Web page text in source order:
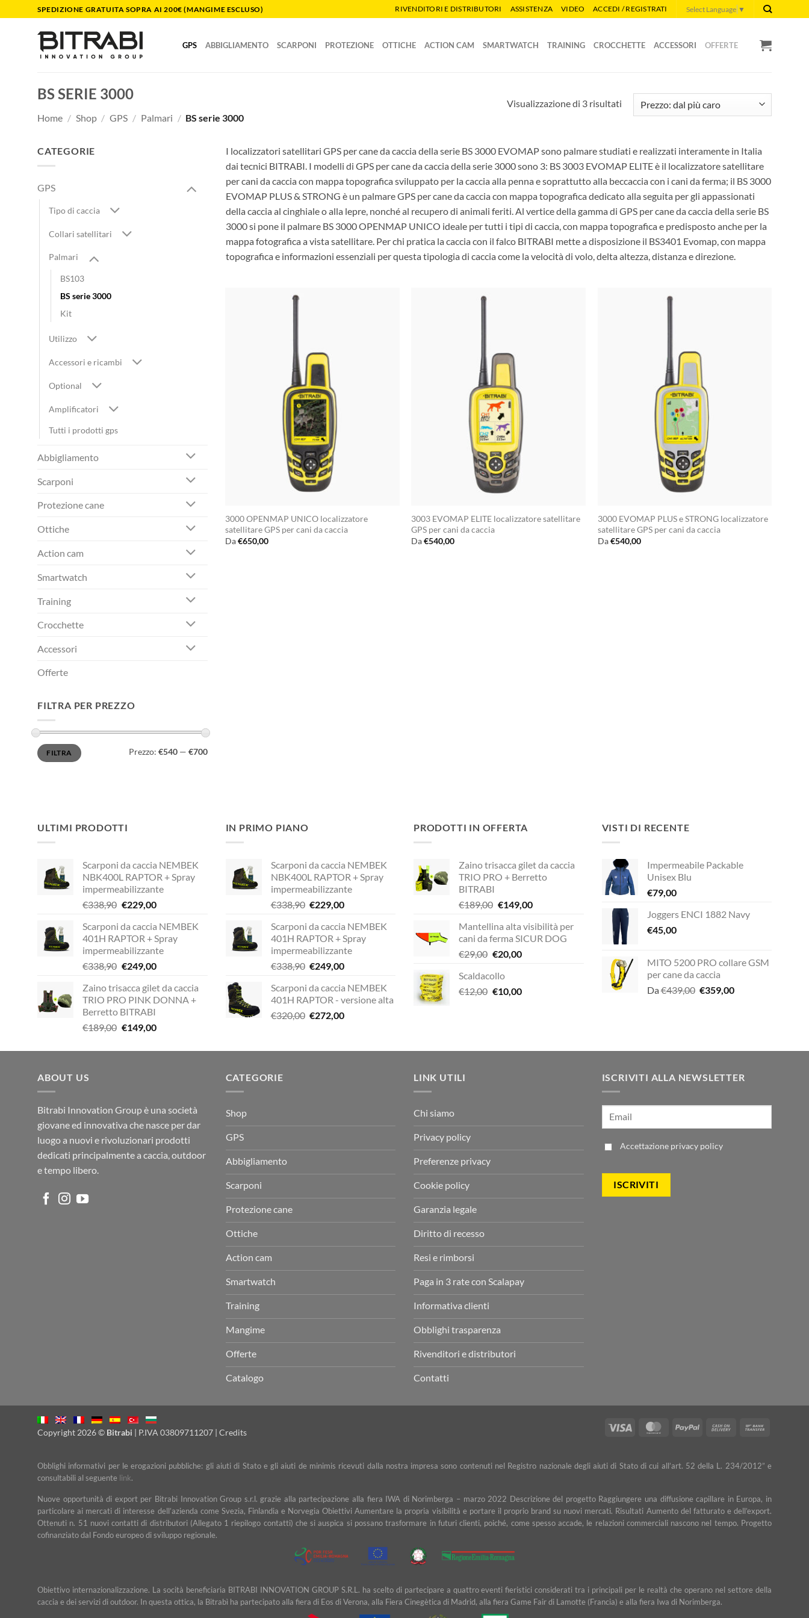
ai
contenuti
SPEDIZIONE GRATUITA SOPRA AI 200€ (MANGIME ESCLUSO) RIVENDITORI E DISTRIBUTORI ASSISTENZA VIDEO ACCEDI / REGISTRATI Select Language ▼
GPS ABBIGLIAMENTO SCARPONI PROTEZIONE OTTICHE ACTION CAM SMARTWATCH TRAINING CROCCHETTE ACCESSORI OFFERTE
BS SERIE 3000
Home / Shop / GPS / Palmari / BS serie 3000
Visualizzazione di 3 risultatiPrezzo:
dal
caro
CATEGORIE
GPS
Tipo di caccia
Collari satellitari
Palmari
BS103
BS serie 3000
Kit
Utilizzo
Accessori e ricambi
Optional
Amplificatori
Tutti i prodotti gps
Abbigliamento
Scarponi
Protezione cane
Ottiche
Action cam
Smartwatch
Training
Crocchette
Accessori
Offerte
FILTRA PER PREZZO
Prezzo
Min
Prezzo
MaxFILTRA Prezzo: €540— €700
I localizzatori satellitari GPS per cane da caccia della serie BS 3000 EVOMAP sono palmare studiati e realizzati interamente in Italia
dai tecnici BITRABI. I modelli di GPS per cane da caccia della serie 3000 sono 3: BS 3003 EVOMAP ELITE è il localizzatore satellitare
per cani da caccia con mappa topografica sviluppato per la caccia alla penna e soprattutto alla beccaccia con i cani da ferma; il BS 3000
EVOMAP PLUS & STRONG è un palmare GPS per cane da caccia con mappa topografica dedicato alla seguita per gli appassionati
della caccia al cinghiale o alla lepre, nonché al recupero di animali feriti. Al vertice della gamma di GPS per cane da caccia della serie BS
3000 si pone il palmare BS 3000 OPENMAP UNICO ideale per tutti i tipi di caccia, con mappa topografica e predisposto anche per la
mappa fotografica a vista satellitare. Per chi pratica la caccia con il falco BITRABI mette a disposizione il BS3401 Evomap, con mappa
topografica e informazioni essenziali per questa tipologia di caccia come la velocità di volo, delta altezza, distanza e direzione.
3000 OPENMAP UNICO localizzatore
satellitare GPS per cani da caccia
Da€650,00
3003 EVOMAP ELITE localizzatore satellitare
GPS per cani da caccia
Da€540,00
3000 EVOMAP PLUS e STRONG localizzatore
satellitare GPS per cani da caccia
Da€540,00
ULTIMI PRODOTTI
Scarponi da caccia NEMBEK
NBK400L RAPTOR + Spray
impermeabilizzante
€338,90 Il
originale
era:
€338,90.
€229,00Il
attuale
è:
€229,00.
Scarponi da caccia NEMBEK
401H RAPTOR + Spray
impermeabilizzante
€338,90 Il
originale
era:
€338,90.
€249,00Il
attuale
è:
Zaino trisacca gilet da caccia
TRIO PRO PINK DONNA +
Berretto BITRABI
€189,00 Il
originale
€149,00Il
attuale
IN PRIMO PIANO
Scarponi da caccia NEMBEK
NBK400L RAPTOR + Spray
impermeabilizzante
€338,90 Il
originale
era:
€338,90.
€229,00Il
attuale
è:
€229,00.
Scarponi da caccia NEMBEK
401H RAPTOR + Spray
impermeabilizzante
€338,90 Il
originale
era:
€338,90.
€249,00Il
attuale
è:
€249,00.
Scarponi da caccia NEMBEK
401H RAPTOR - versione alta
€320,00 Il
era:
€272,00Il
è:
PRODOTTI IN OFFERTA
Zaino trisacca gilet da caccia
TRIO PRO + Berretto
BITRABI
€189,00 Il
originale
era:
€189,00.
€149,00Il
attuale
è:
Mantellina alta visibilità per
cani da ferma SICUR DOG
€29,00 Il
originale
era:
€20,00Il
è:
Scaldacollo
€12,00 Il
€10,00Il
VISTI DI RECENTE
Impermeabile Packable
Unisex Blu
€79,00
Joggers ENCI 1882 Navy
€45,00
MITO 5200 PRO collare GSM
per cane da caccia
Da€439,00 Il
€359,00Il
ABOUT US
Bitrabi Innovation Group è una società
giovane ed innovativa che nasce per dar
luogo a nuovi e rivoluzionari prodotti
dedicati principalmente a caccia, outdoor
e tempo libero.
CATEGORIE
Shop
GPS
Abbigliamento
Scarponi
Protezione cane
Ottiche
Action cam
Smartwatch
Training
Mangime
Offerte
Catalogo
LINK UTILI
Chi siamo
Privacy policy
Preferenze privacy
Cookie policy
Garanzia legale
Diritto di recesso
Resi e rimborsi
Paga in 3 rate con Scalapay
Informativa clienti
Obblighi trasparenza
Rivenditori e distributori
Contatti
ISCRIVITI ALLA NEWSLETTER
Accettazione privacy policy
Visa MasterCardPayPal
Cash
Copyright 2026 © Bitrabi | P.IVA 03809711207 | Credits
Obblighi informativi per le erogazioni pubbliche: gli aiuti di Stato e gli aiuti de minimis ricevuti dalla nostra impresa sono contenuti nel Registro nazionale degli aiuti di Stato di cui all’art. 52 della L. 234/2012” e
consultabili al seguente link.
Nuove opportunità di export per Bitrabi Innovation Group s.r.l. grazie alla partecipazione alla fiera IWA di Norimberga – marzo 2022 Descrizione del progetto Raggiungere una diffusione capillare in Europa, in
particolare ai mercati di interesse dell’azienda come Svezia, Finlandia e Norvegia Obiettivi Aumentare la propria visibilità e portare il proprio brand su nuovi mercati. Risultati Aumento del fatturato e dell’export.
Ottenuti n. 51 nuovi contatti di distributori (Allegato 1 riepilogo contatti) che si auspica si possano trasformare in futuri clienti, poiché, come spesso accade, le relazioni commerciali nascono nel tempo. Progetto
cofinanziato dal Fondo europeo di sviluppo regionale.
Obiettivo internazionalizzazione. La socità beneficiaria BITRABI INNOVATION GROUP S.R.L. ha scelto di partecipare a quattro eventi fieristici considerati tra i principali per le realtà che operano nel settore della
caccia e dei servizi di outdoor. In questa ottica, la Bitrabì ha partecipato alla fiera di Eos di Verona, alla Fiera Cinegètica di Madrid, alla fiera Game Fair di Lamotte (Francia) e alla fiera Iwa di Norimberga.